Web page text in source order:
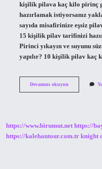
kişilik pilava kaç kilo pirinç
hazırlamak istiyorsanız
sayıda misafirinize eşsiz
15 kişilik pilav tarifinizi
Pirinci yıkayın ve suyunu
yapılır? 10 kişilik pilav
Devamını okuyun20
https://www.birumut.net https://
https://kalehantour.com.tr knight